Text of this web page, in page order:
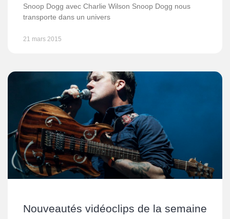
Snoop Dogg avec Charlie Wilson Snoop Dogg nous
transporte dans un univers
21 mars 2015
Nouveautés vidéoclips de la semaine